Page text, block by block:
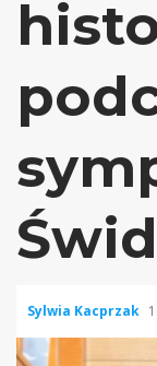
Sylwia Kacprzak